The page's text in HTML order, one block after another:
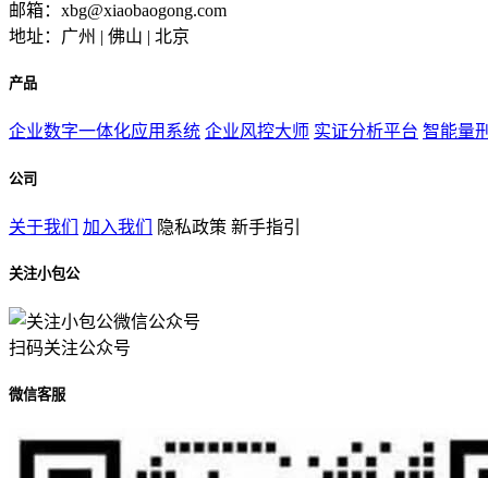
邮箱：xbg@xiaobaogong.com
地址：广州 | 佛山 | 北京
产品
企业数字一体化应用系统 企业风控大师 实证分析平台 智能量
公司
关于我们 加入我们 隐私政策 新手指引
关注小包公
扫码关注公众号
微信客服